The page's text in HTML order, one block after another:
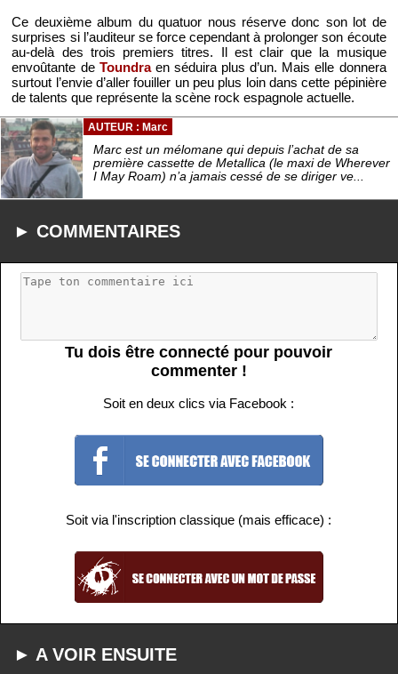
Ce deuxième album du quatuor nous réserve donc son lot de
surprises si l’auditeur se force cependant à prolonger son écoute
au-delà des trois premiers titres. Il est clair que la musique
envoûtante de Toundraen séduira plus d’un. Mais elle donnera
surtout l’envie d’aller fouiller un peu plus loin dans cette pépinière
de talents que représente la scène rock espagnole actuelle.
AUTEUR : Marc
Marc est un mélomane qui depuis l’achat de sa
première cassette de Metallica (le maxi de Wherever
I May Roam) n’a jamais cessé de se diriger ve...
► COMMENTAIRES
Tu dois être connecté pour pouvoir
commenter !
Soit en deux clics via Facebook :
Soit via l'inscription classique (mais efficace) :
► A VOIR ENSUITE